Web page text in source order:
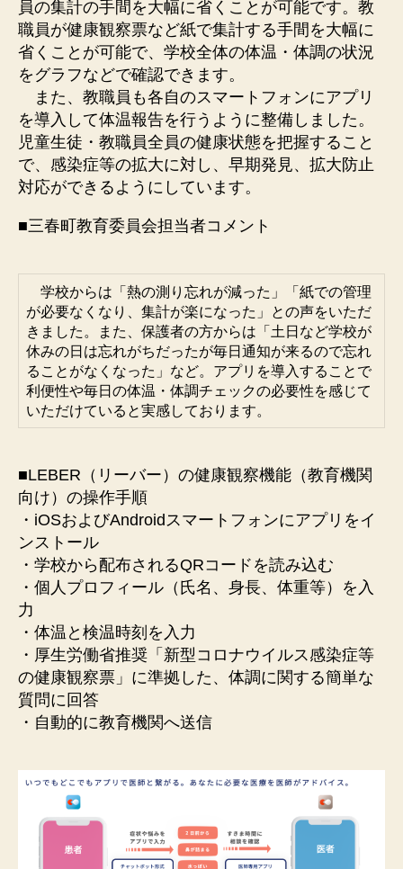
員の集計の手間を大幅に省くことが可能です。教
職員が健康観察票など紙で集計する手間を大幅に
省くことが可能で、学校全体の体温・体調の状況
をグラフなどで確認できます。
また、教職員も各自のスマートフォンにアプリ
を導入して体温報告を行うように整備しました。
児童生徒・教職員全員の健康状態を把握すること
で、感染症等の拡大に対し、早期発見、拡大防止
対応ができるようにしています。
■三春町教育委員会担当者コメント
学校からは「熱の測り忘れが減った」「紙での管理
が必要なくなり、集計が楽になった」との声をいただ
きました。また、保護者の方からは「土日など学校が
休みの日は忘れがちだったが毎日通知が来るので忘れ
ることがなくなった」など。アプリを導入することで
利便性や毎日の体温・体調チェックの必要性を感じて
いただけていると実感しております。
■LEBER（リーバー）の健康観察機能（教育機関
向け）の操作手順
・iOSおよびAndroidスマートフォンにアプリをイ
ンストール
・学校から配布されるQRコードを読み込む
・個人プロフィール（氏名、身長、体重等）を入
力
・体温と検温時刻を入力
・厚生労働省推奨「新型コロナウイルス感染症等
の健康観察票」に準拠した、体調に関する簡単な
質問に回答
・自動的に教育機関へ送信